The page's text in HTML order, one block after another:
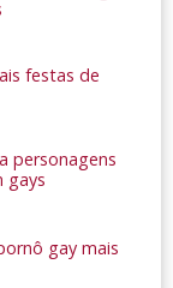
festas de
personagens
gays
gay mais